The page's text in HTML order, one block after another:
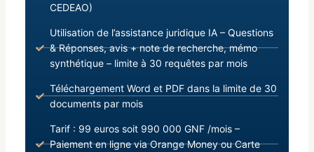
CEDEAO)
Utilisation de l’assistance juridique IA – Questions
& Réponses, avis + note de recherche, mémo
synthétique – limite à 30 requêtes par mois
Téléchargement Word et PDF dans la limite de 30
documents par mois
Tarif : 99 euros soit 990 000 GNF /mois –
Paiement en ligne via Orange Money ou Carte